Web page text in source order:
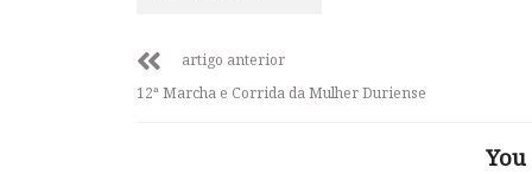
artigo anterior
12ª Marcha e Corrida da Mulher Duriense